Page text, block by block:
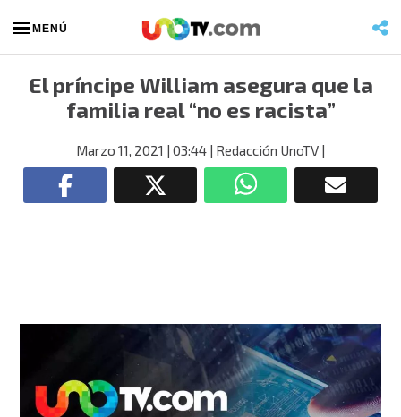
MENÚ
El príncipe William asegura que la
familia real “no es racista”
Marzo 11, 2021 | 03:44 | Redacción UnoTV |